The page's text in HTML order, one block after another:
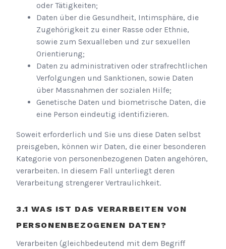
oder Tätigkeiten;
Daten über die Gesundheit, Intimsphäre, die
Zugehörigkeit zu einer Rasse oder Ethnie,
sowie zum Sexualleben und zur sexuellen
Orientierung;
Daten zu administrativen oder strafrechtlichen
Verfolgungen und Sanktionen, sowie Daten
über Massnahmen der sozialen Hilfe;
Genetische Daten und biometrische Daten, die
eine Person eindeutig identifizieren.
Soweit erforderlich und Sie uns diese Daten selbst
preisgeben, können wir Daten, die einer besonderen
Kategorie von personenbezogenen Daten angehören,
verarbeiten. In diesem Fall unterliegt deren
Verarbeitung strengerer Vertraulichkeit.
WAS IST DAS VERARBEITEN VON
PERSONENBEZOGENEN DATEN?
Verarbeiten (gleichbedeutend mit dem Begriff